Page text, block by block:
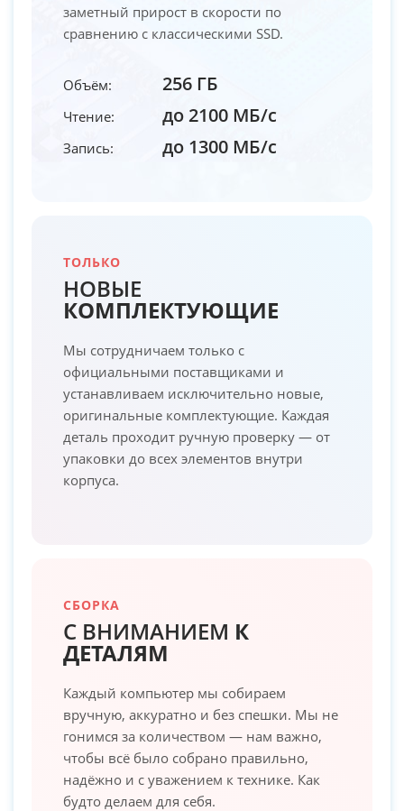
заметный прирост в скорости по
сравнению с классическими SSD.
Объём: 256 ГБ
Чтение: до 2100 МБ/с
Запись: до 1300 МБ/с
ТОЛЬКО
НОВЫЕ
КОМПЛЕКТУЮЩИЕ
Мы сотрудничаем только с
официальными поставщиками и
устанавливаем исключительно новые,
оригинальные комплектующие. Каждая
деталь проходит ручную проверку — от
упаковки до всех элементов внутри
корпуса.
СБОРКА
С ВНИМАНИЕМ К
ДЕТАЛЯМ
Каждый компьютер мы собираем
вручную, аккуратно и без спешки. Мы не
гонимся за количеством — нам важно,
чтобы всё было собрано правильно,
надёжно и с уважением к технике. Как
будто делаем для себя.